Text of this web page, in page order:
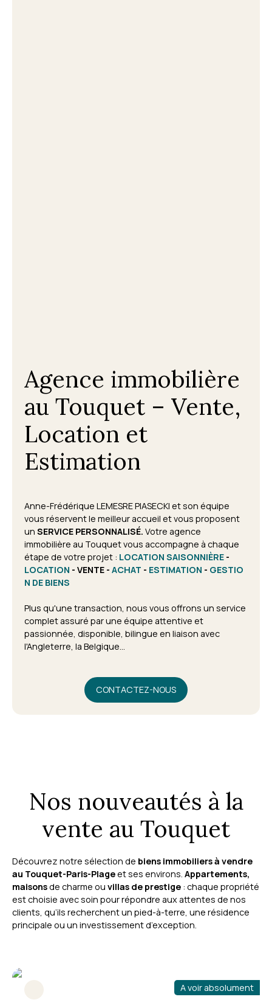
Agence immobilière
au Touquet – Vente,
Location et
Estimation
Anne-Frédérique LEMESRE PIASECKI et son équipe
vous réservent le meilleur accueil et vous proposent
un SERVICE PERSONNALISÉ. Votre agence
immobilière au Touquet vous accompagne à chaque
étape de votre projet : LOCATION SAISONNIÈRE -
LOCATION - VENTE - ACHAT - ESTIMATION - GESTIO
N DE BIENS
Plus qu'une transaction, nous vous offrons un service
complet assuré par une équipe attentive et
passionnée, disponible, bilingue en liaison avec
l'Angleterre, la Belgique...
CONTACTEZ-NOUS
Nos nouveautés à la
vente au Touquet
Découvrez notre sélection de biens immobiliers à vendre
au Touquet-Paris-Plageet ses environs. Appartements,
maisonsde charme ou villas de prestige : chaque propriété
est choisie avec soin pour répondre aux attentes de nos
clients, qu’ils recherchent un pied-à-terre, une résidence
principale ou un investissement d’exception.
A voir absolument